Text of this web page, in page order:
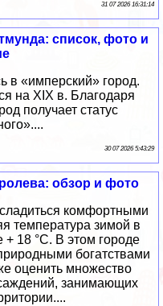
31 07 2026 16:31:14
список, фото и
в «имперский» город.
на XIX в. Благодаря
получает статус
30 07 2026 5:43:29
обзор и фото
комфортными
температура зимой в
18 °C. В этом городе
богатствами
оценить множество
занимающих